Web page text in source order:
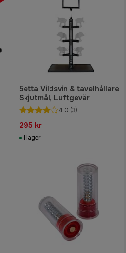
5etta Vildsvin & tavelhållare
Skjutmål, Luftgevär
4.0 (3)
295 kr
I lager